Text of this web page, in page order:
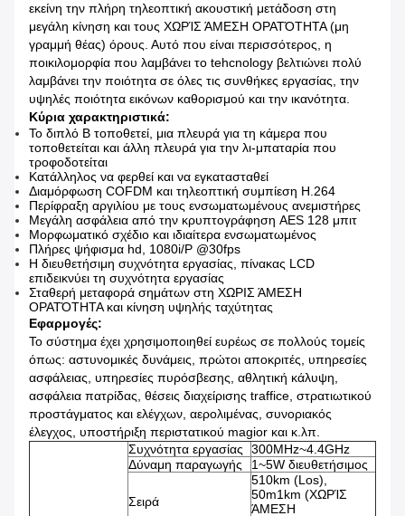
εκείνη την πλήρη τηλεοπτική ακουστική μετάδοση στη
μεγάλη κίνηση και τους ΧΩΡΊΣ ΆΜΕΣΗ ΟΡΑΤΌΤΗΤΑ (μη
γραμμή θέας) όρους. Αυτό που είναι περισσότερος, η
ποικιλομορφία που λαμβάνει το tehcnology βελτιώνει πολύ
λαμβάνει την ποιότητα σε όλες τις συνθήκες εργασίας, την
υψηλές ποιότητα εικόνων καθορισμού και την ικανότητα.
Κύρια χαρακτηριστικά:
Το διπλό Β τοποθετεί, μια πλευρά για τη κάμερα που
τοποθετείται και άλλη πλευρά για την λι-μπαταρία που
τροφοδοτείται
Κατάλληλος να φερθεί και να εγκατασταθεί
Διαμόρφωση COFDM και τηλεοπτική συμπίεση H.264
Περίφραξη αργιλίου με τους ενσωματωμένους ανεμιστήρες
Μεγάλη ασφάλεια από την κρυπτογράφηση AES 128 μπιτ
Μορφωματικό σχέδιο και ιδιαίτερα ενσωματωμένος
Πλήρες ψήφισμα hd, 1080i/P @30fps
Η διευθετήσιμη συχνότητα εργασίας, πίνακας LCD
επιδεικνύει τη συχνότητα εργασίας
Σταθερή μεταφορά σημάτων στη ΧΩΡΙΣ ΆΜΕΣΗ
ΟΡΑΤΌΤΗΤΑ και κίνηση υψηλής ταχύτητας
Εφαρμογές:
Το σύστημα έχει χρησιμοποιηθεί ευρέως σε πολλούς τομείς
όπως: αστυνομικές δυνάμεις, πρώτοι αποκριτές, υπηρεσίες
ασφάλειας, υπηρεσίες πυρόσβεσης, αθλητική κάλυψη,
ασφάλεια πατρίδας, θέσεις διαχείρισης traffice, στρατιωτικού
προστάγματος και ελέγχων, αερολιμένας, συνοριακός
έλεγχος, υποστήριξη περιστατικού magior και κ.λπ.
Συχνότητα εργασίας
300MHz~4.4GHz
Δύναμη παραγωγής
1~5W διευθετήσιμος
Σειρά
510km (Los),
50m1km (ΧΩΡΊΣ
ΆΜΕΣΗ